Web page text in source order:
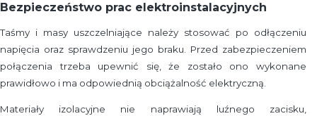
Bezpieczeństwo prac elektroinstalacyjnych
Taśmy i masy uszczelniające należy stosować po odłączeniu
napięcia oraz sprawdzeniu jego braku. Przed zabezpieczeniem
połączenia trzeba upewnić się, że zostało ono wykonane
prawidłowo i ma odpowiednią obciążalność elektryczną.
Materiały izolacyjne nie naprawiają luźnego zacisku,